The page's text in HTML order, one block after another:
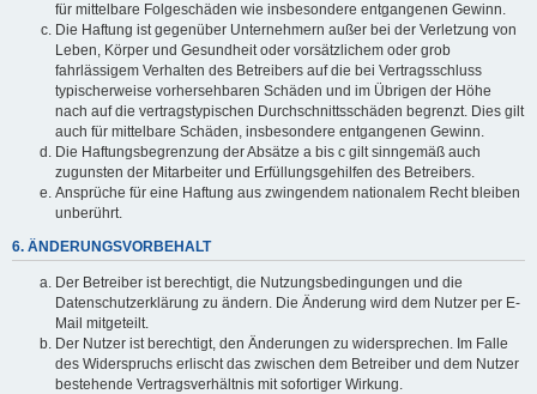
für mittelbare Folgeschäden wie insbesondere entgangenen Gewinn.
Die Haftung ist gegenüber Unternehmern außer bei der Verletzung von
Leben, Körper und Gesundheit oder vorsätzlichem oder grob
fahrlässigem Verhalten des Betreibers auf die bei Vertragsschluss
typischerweise vorhersehbaren Schäden und im Übrigen der Höhe
nach auf die vertragstypischen Durchschnittsschäden begrenzt. Dies gilt
auch für mittelbare Schäden, insbesondere entgangenen Gewinn.
Die Haftungsbegrenzung der Absätze a bis c gilt sinngemäß auch
zugunsten der Mitarbeiter und Erfüllungsgehilfen des Betreibers.
Ansprüche für eine Haftung aus zwingendem nationalem Recht bleiben
unberührt.
6. ÄNDERUNGSVORBEHALT
Der Betreiber ist berechtigt, die Nutzungsbedingungen und die
Datenschutzerklärung zu ändern. Die Änderung wird dem Nutzer per E-
Mail mitgeteilt.
Der Nutzer ist berechtigt, den Änderungen zu widersprechen. Im Falle
des Widerspruchs erlischt das zwischen dem Betreiber und dem Nutzer
bestehende Vertragsverhältnis mit sofortiger Wirkung.